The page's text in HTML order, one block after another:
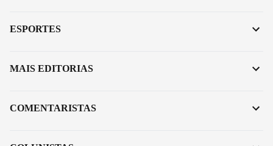
ESPORTES
MAIS EDITORIAS
COMENTARISTAS